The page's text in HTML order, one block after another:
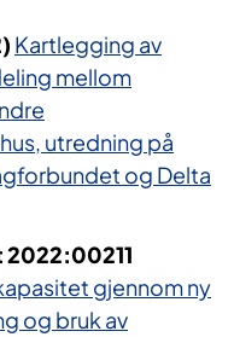
Kartlegging av
mellom
utredning på
og Delta
2022:00211
gjennom ny
og bruk av